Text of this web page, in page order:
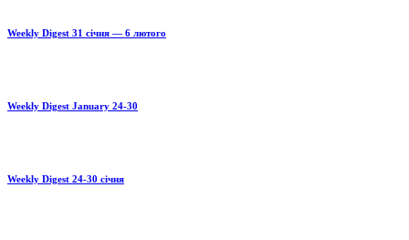
Weekly Digest 31 січня — 6 лютого
Weekly Digest January 24-30
Weekly Digest 24-30 січня